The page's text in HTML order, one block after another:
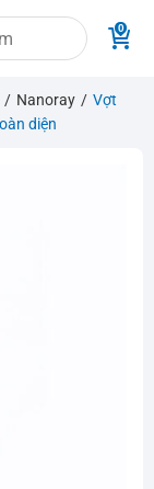
/ Nanoray / Vợt
diện